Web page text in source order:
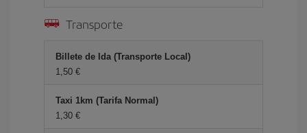
Transporte
Billete de Ida (Transporte Local)
1,50 €
Taxi 1km (Tarifa Normal)
1,30 €